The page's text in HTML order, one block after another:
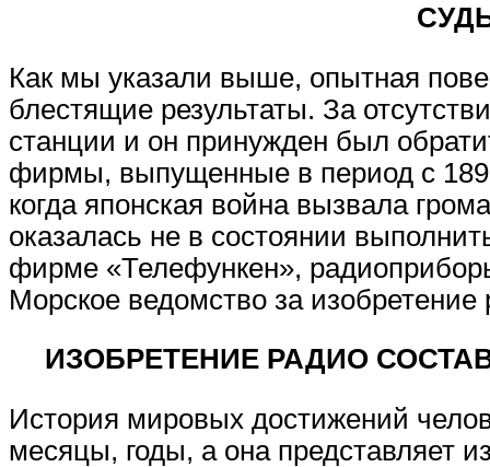
Как мы указали выше, опытная
блестящие результаты. За
станции и он принужден был
фирмы, выпущенные в период с
когда японская война вызвала
оказалась не в состоянии
фирме «Телефункен»,
Морское ведомство за
ИЗОБРЕТЕНИЕ РАДИО
История мировых достижений
месяцы, годы, а она представляет